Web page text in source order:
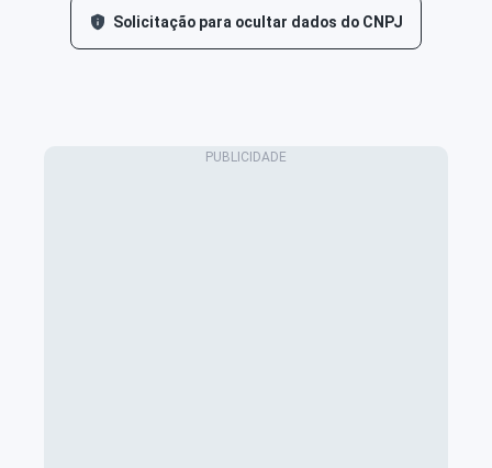
Solicitação para ocultar dados do CNPJ